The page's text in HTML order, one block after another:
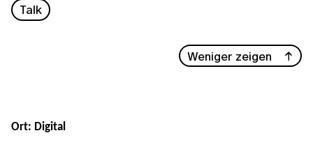
Talk
Weniger zeigen
Ort: Digital